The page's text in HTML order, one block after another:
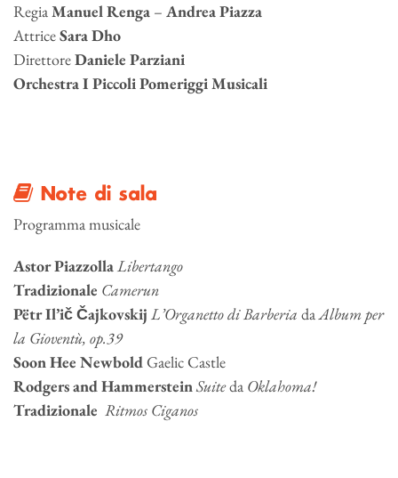
RegiaManuel Renga – Andrea Piazza
AttriceSara Dho
DirettoreDaniele Parziani
Orchestra I Piccoli Pomeriggi Musicali
Note di sala
Programma musicale
Astor PiazzollaLibertango
Tradizionale Camerun
Pëtr Il’ič Čajkovskij L’Organetto di Barberia daAlbum per
la Gioventù, op.39
Soon Hee NewboldGaelic Castle
Rodgers and HammersteinSuiteda Oklahoma!
Tradizionale Ritmos Ciganos